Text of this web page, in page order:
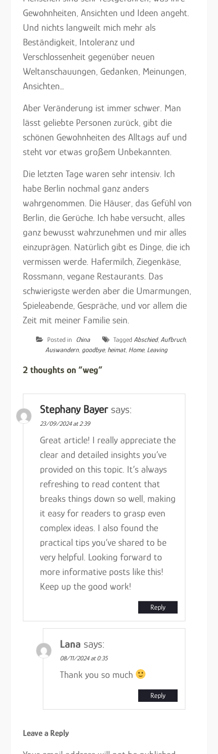
Gewohnheiten, Ansichten und Ideen angeht.
Und nichts langweilt mich mehr als
Beständigkeit, Intoleranz und
Verschlossenheit gegenüber neuen
Weltanschauungen, Gedanken, Meinungen,
Ansichten…
Aber Veränderung ist immer schwer. Man
lässt geliebte Personen zurück, gibt die
schönen Gewohnheiten des Alltags auf und
steht vor etwas großem Unbekannten.
Die letzten Tage waren sehr intensiv. Ich
habe Berlin nochmal ganz anders
wahrgenommen. Die Häuser, das Gefühl von
Berlin, die Gerüche. Ich habe versucht, alles
ganz bewusst wahrzunehmen und mir alles
einzuprägen. Natürlich gibt es Dinge, die ich
vermissen werde. Hafermilch, Ziegenkäse,
Rossmann, vegane Restaurants. Das
schwierigste werden aber die Umarmungen,
Spieleabende, Gespräche, und vor allem die
Zeit mit meiner Familie sein.
Posted in China Tagged Abschied, Aufbruch,
Auswandern goodbye, heimat, Home, Leaving
2 thoughts on “weg”
Stephany Bayer says:
23/09/2024 at 2:39
Great article! I really appreciate the
clear and detailed insights you’ve
provided on this topic. It’s always
refreshing to read content that
breaks things down so well, making
it easy for readers to grasp even
complex ideas. I also found the
practical tips you’ve shared to be
very helpful. Looking forward to
more informative posts like this!
Keep up the good work!
Reply
Lana says:
08/11/2024 at 0:35
Thank you so much
Reply
Leave a Reply